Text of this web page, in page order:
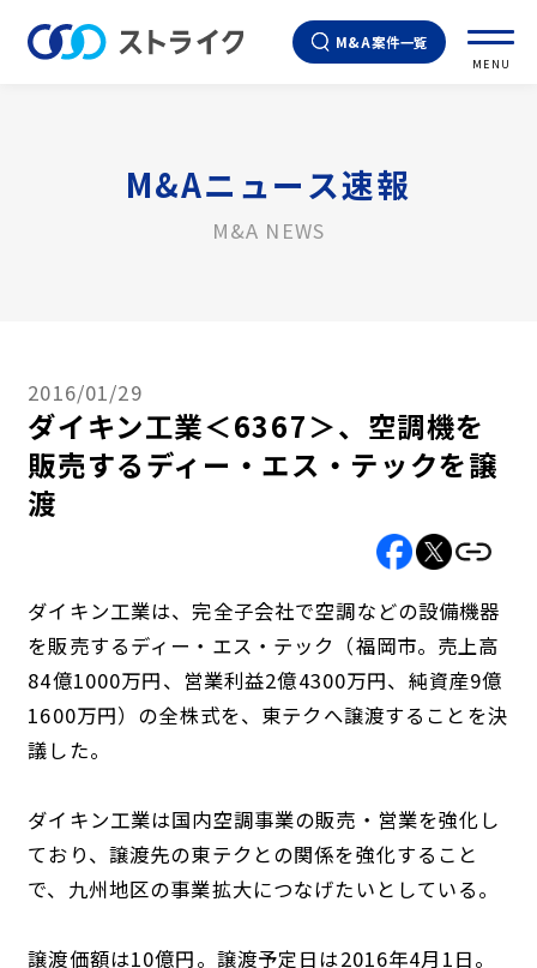
M&A案件一覧
MENU
M&Aニュース速報
M&A NEWS
2016/01/29
ダイキン工業＜6367＞、空調機を
販売するディー・エス・テックを譲
渡
ダイキン工業は、完全子会社で空調などの設備機器
を販売するディー・エス・テック（福岡市。売上高
84億1000万円、営業利益2億4300万円、純資産9億
1600万円）の全株式を、東テクへ譲渡することを決
議した。
ダイキン工業は国内空調事業の販売・営業を強化し
ており、譲渡先の東テクとの関係を強化すること
で、九州地区の事業拡大につなげたいとしている。
譲渡価額は10億円。譲渡予定日は2016年4月1日。